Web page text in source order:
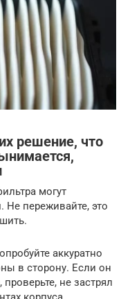
решение, что
могут
Не переживайте, это
аккуратно
в сторону. Если он
не застрял